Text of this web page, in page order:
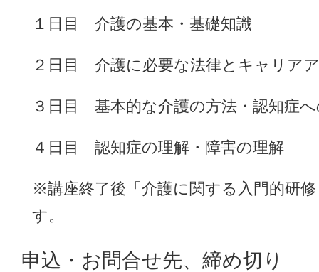
１日目 介護の基本・基礎知識
２日目 介護に必要な法律とキャリア
３日目 基本的な介護の方法・認知症
４日目 認知症の理解・障害の理解
※講座終了後「介護に関する入門的研
す。
申込・お問合せ先、締め切り